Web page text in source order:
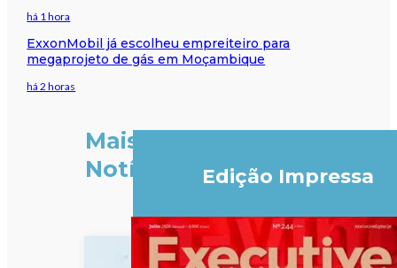
há 1 hora
ExxonMobil já escolheu empreiteiro para
megaprojeto de gás em Moçambique
há 2 horas
Mais
Notícias
Edição Impressa